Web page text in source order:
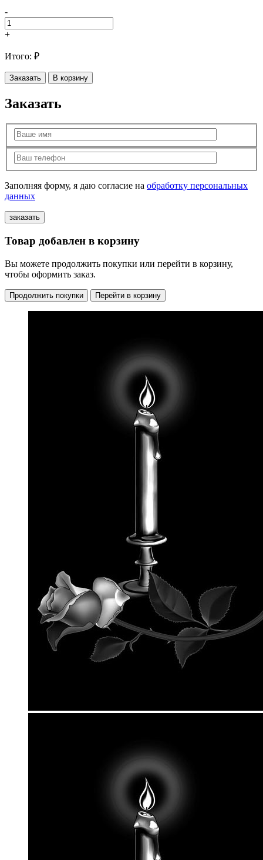
-
+
Итого: ₽
Заказать В корзину
Заказать
Заполняя форму, я даю согласие на обработку персональных
данных
Товар добавлен в корзину
Вы можете продолжить покупки или перейти в корзину,
чтобы оформить заказ.
Продолжить покупки Перейти в корзину